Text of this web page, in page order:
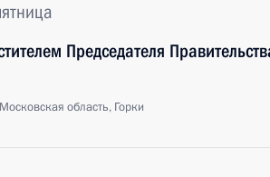
Председателя
Московская область, Горки